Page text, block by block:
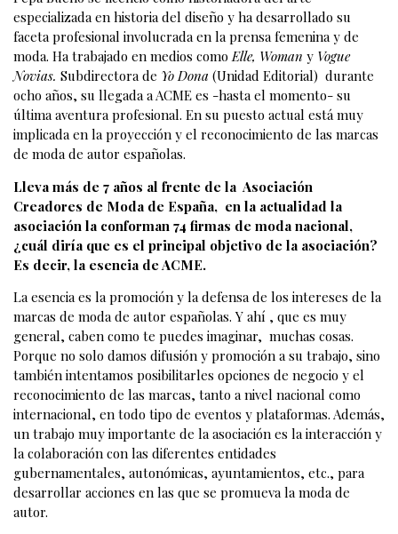
especializada en historia del diseño y ha desarrollado su
faceta profesional involucrada en la prensa femenina y de
moda. Ha trabajado en medios comoElle, Woman y Vogue
Novias. Subdirectora de Yo Dona (Unidad Editorial) durante
ocho años, su llegada a ACME es -hasta el momento- su
última aventura profesional. En su puesto actual está muy
implicada en la proyección y el reconocimiento de las marcas
de moda de autor españolas.
Lleva más de 7 años al frente de la Asociación
Creadores de Moda de España, en la actualidad la
asociación la conforman 74 firmas de moda nacional,
¿cuál diría que es el principal objetivo de la asociación?
Es decir, la esencia de ACME.
La esencia es la promoción y la defensa de los intereses de la
marcas de moda de autor españolas. Y ahí , que es muy
general, caben como te puedes imaginar, muchas cosas.
Porque no solo damos difusión y promoción a su trabajo, sino
también intentamos posibilitarles opciones de negocio y el
reconocimiento de las marcas, tanto a nivel nacional como
internacional, en todo tipo de eventos y plataformas. Además,
un trabajo muy importante de la asociación es la interacción y
la colaboración con las diferentes entidades
gubernamentales, autonómicas, ayuntamientos, etc., para
desarrollar acciones en las que se promueva la moda de
autor.